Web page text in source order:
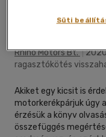
Rhino Motors Bt.|
ragasztókötés
Akiket egy kicsit is
motorkerékpárjuk úgy
érzésük a könyv
összefüggés
Süti